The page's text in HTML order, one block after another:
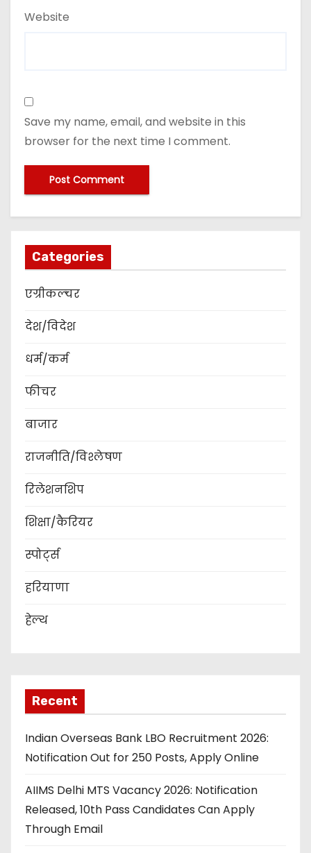
Website
Save my name, email, and website in this
browser for the next time I comment.
Categories
एग्रीकल्चर
देश/विदेश
धर्म/कर्म
फीचर
बाजार
राजनीति/विश्लेषण
रिलेशनशिप
शिक्षा/कैरियर
स्पोर्ट्स
हरियाणा
हेल्थ
Recent
Indian Overseas Bank LBO Recruitment 2026:
Notification Out for 250 Posts, Apply Online
AIIMS Delhi MTS Vacancy 2026: Notification
Released, 10th Pass Candidates Can Apply
Through Email